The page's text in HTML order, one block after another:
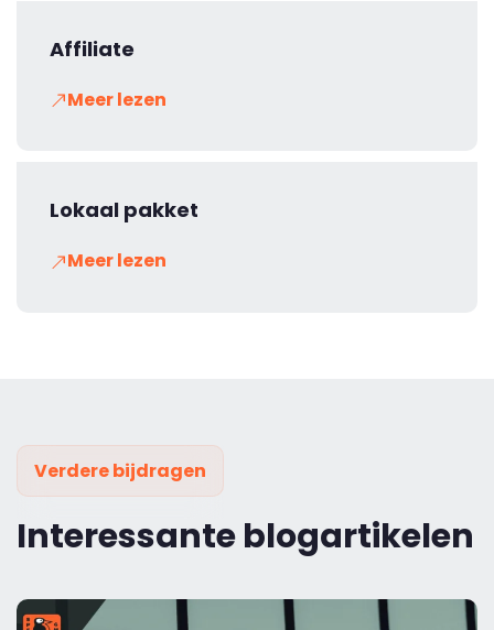
Affiliate
Meer lezen
Lokaal pakket
Meer lezen
Verdere bijdragen
Interessante blogartikelen